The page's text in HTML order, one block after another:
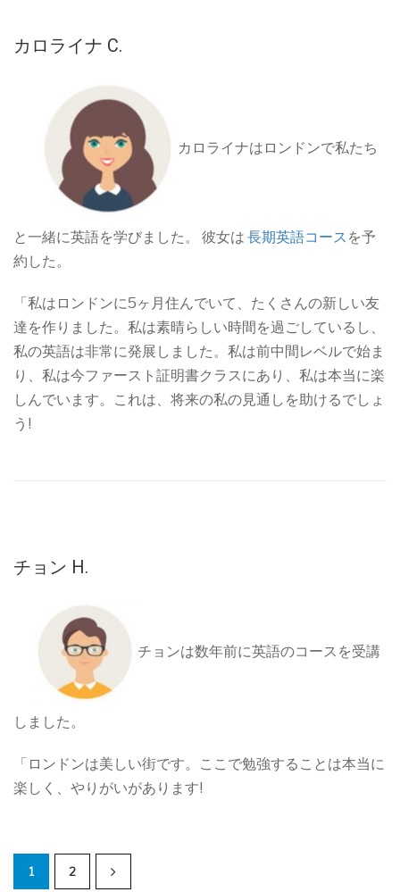
カロライナ C.
カロライナはロンドンで私たち
と一緒に英語を学びました。 彼女は 長期英語コース を予
約した。
「私はロンドンに5ヶ月住んでいて、たくさんの新しい友
達を作りました。私は素晴らしい時間を過ごしているし、
私の英語は非常に発展しました。私は前中間レベルで始ま
り、私は今ファースト証明書クラスにあり、私は本当に楽
しんでいます。これは、将来の私の見通しを助けるでしょ
う!
チョン H.
チョンは数年前に英語のコースを受講
しました。
「ロンドンは美しい街です。ここで勉強することは本当に
楽しく、やりがいがあります!
1 2